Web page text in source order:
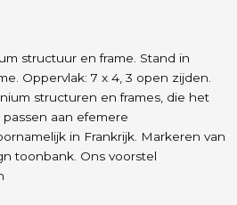
structuur en frame. Stand in
Oppervlak: 7 x 4, 3 open zijden.
structuren en frames, die het
aan efemere
in Frankrijk. Markeren van
toonbank. Ons voorstel